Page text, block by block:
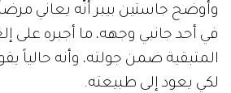
وأوضح جاستين بيبر أنّه يعاني مرضاً
في أحد جانبي وجهه، ما أجبره على
المتبقية ضمن جولته، وأنه حالياً
لكي يعود إلى طبيعته.